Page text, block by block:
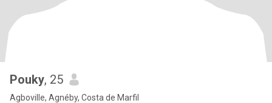
Pouky, 25
Agboville, Agnéby, Costa de Marfil